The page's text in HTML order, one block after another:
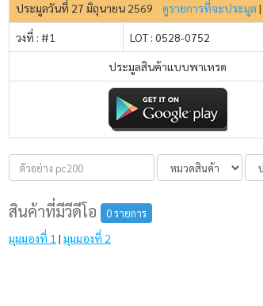
ประมูลวันที่ 27 มิถุนายน 2569 ดูรายการที่จะประมูล |
วงที่ : #1 LOT : 0528-0752
ประมูลสินค้าแบบพาเหรด
สินค้าที่มีวีดีโอ 0 รายการ
มุมมองที่ 1 | มุมมองที่ 2